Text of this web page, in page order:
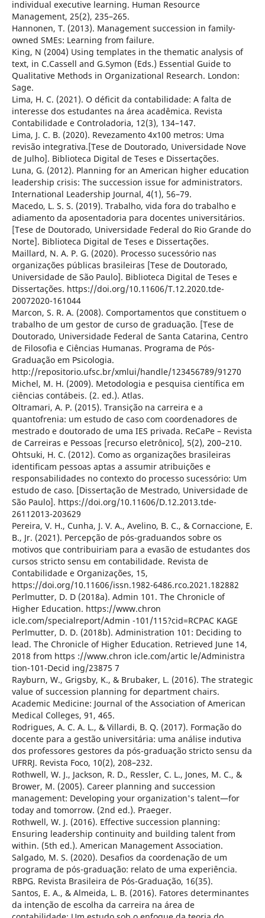
individual executive learning. Human Resource
Management, 25(2), 235–265.
Hannonen, T. (2013). Management succession in family-
owned SMEs: Learning from failure.
King, N (2004) Using templates in the thematic analysis of
text, in C.Cassell and G.Symon (Eds.) Essential Guide to
Qualitative Methods in Organizational Research. London:
Sage.
Lima, H. C. (2021). O déficit da contabilidade: A falta de
interesse dos estudantes na área acadêmica. Revista
Contabilidade e Controladoria, 12(3), 134–147.
Lima, J. C. B. (2020). Revezamento 4x100 metros: Uma
revisão integrativa.[Tese de Doutorado, Universidade Nove
de Julho]. Biblioteca Digital de Teses e Dissertações.
Luna, G. (2012). Planning for an American higher education
leadership crisis: The succession issue for administrators.
International Leadership Journal, 4(1), 56–79.
Macedo, L. S. S. (2019). Trabalho, vida fora do trabalho e
adiamento da aposentadoria para docentes universitários.
[Tese de Doutorado, Universidade Federal do Rio Grande do
Norte]. Biblioteca Digital de Teses e Dissertações.
Maillard, N. A. P. G. (2020). Processo sucessório nas
organizações públicas brasileiras [Tese de Doutorado,
Universidade de São Paulo]. Biblioteca Digital de Teses e
Dissertações. https://doi.org/10.11606/T.12.2020.tde-
20072020-161044
Marcon, S. R. A. (2008). Comportamentos que constituem o
trabalho de um gestor de curso de graduação. [Tese de
Doutorado, Universidade Federal de Santa Catarina, Centro
de Filosofia e Ciências Humanas. Programa de Pós-
Graduação em Psicologia.
http://repositorio.ufsc.br/xmlui/handle/123456789/91270
Michel, M. H. (2009). Metodologia e pesquisa científica em
ciências contábeis. (2. ed.). Atlas.
Oltramari, A. P. (2015). Transição na carreira e a
quantofrenia: um estudo de caso com coordenadores de
mestrado e doutorado de uma IES privada. ReCaPe – Revista
de Carreiras e Pessoas [recurso eletrônico], 5(2), 200–210.
Ohtsuki, H. C. (2012). Como as organizações brasileiras
identificam pessoas aptas a assumir atribuições e
responsabilidades no contexto do processo sucessório: Um
estudo de caso. [Dissertação de Mestrado, Universidade de
São Paulo]. https://doi.org/10.11606/D.12.2013.tde-
26112013-203629
Pereira, V. H., Cunha, J. V. A., Avelino, B. C., & Cornaccione, E.
B., Jr. (2021). Percepção de pós-graduandos sobre os
motivos que contribuiriam para a evasão de estudantes dos
cursos stricto sensu em contabilidade. Revista de
Contabilidade e Organizações, 15,
https://doi.org/10.11606/issn.1982-6486.rco.2021.182882
Perlmutter, D. D (2018a). Admin 101. The Chronicle of
Higher Education. https://www.chron
icle.com/specialreport/Admin -101/115?cid=RCPAC KAGE
Perlmutter, D. D. (2018b). Administration 101: Deciding to
lead. The Chronicle of Higher Education. Retrieved June 14,
2018 from https ://www.chron icle.com/artic le/Administra
tion-101-Decid ing/23875 7
Rayburn, W., Grigsby, K., & Brubaker, L. (2016). The strategic
value of succession planning for department chairs.
Academic Medicine: Journal of the Association of American
Medical Colleges, 91, 465.
Rodrigues, A. C. A. L., & Villardi, B. Q. (2017). Formação do
docente para a gestão universitária: uma análise indutiva
dos professores gestores da pós-graduação stricto sensu da
UFRRJ. Revista Foco, 10(2), 208–232.
Rothwell, W. J., Jackson, R. D., Ressler, C. L., Jones, M. C., &
Brower, M. (2005). Career planning and succession
management: Developing your organization's talent—for
today and tomorrow. (2nd ed.). Praeger.
Rothwell, W. J. (2016). Effective succession planning:
Ensuring leadership continuity and building talent from
within. (5th ed.). American Management Association.
Salgado, M. S. (2020). Desafios da coordenação de um
programa de pós-graduação: relato de uma experiência.
RBPG. Revista Brasileira de Pós-Graduação, 16(35).
Santos, E. A., & Almeida, L. B. (2016). Fatores determinantes
da intenção de escolha da carreira na área de